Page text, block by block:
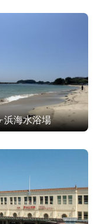
浜海水浴場